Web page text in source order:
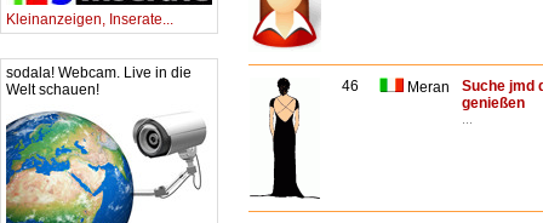
Kleinanzeigen, Inserate...
sodala! Webcam. Live in die
Welt schauen!
46 Meran
Suche jmd
genießen